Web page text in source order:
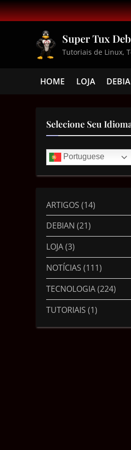
Super Tux
Tutoriais de Linux,
HOME LOJA
Selecione Seu
Portuguese
ARTIGOS (14)
DEBIAN (21)
LOJA(3)
NOTÍCIAS (111)
TECNOLOGIA(224)
TUTORIAIS (1)